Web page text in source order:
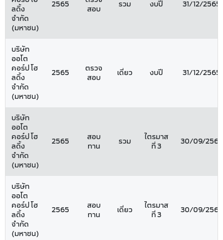
ลดิ้ง
จำกัด
(มหาชน)
2565
สอบ
รวม งบปี 31/12/2565
บริษัท
ออโต
คอร์ป โฮ
ลดิ้ง
จำกัด
(มหาชน)
2565
ตรวจ
สอบ
เดี่ยว งบปี 31/12/2565
บริษัท
ออโต
คอร์ป โฮ
ลดิ้ง
จำกัด
(มหาชน)
2565
สอบ
ทาน
รวม
ไตรมาส
ที่ 3
30/09/2565
บริษัท
ออโต
คอร์ป โฮ
ลดิ้ง
จำกัด
(มหาชน)
2565
สอบ
ทาน
เดี่ยว
ไตรมาส
ที่ 3
30/09/2565